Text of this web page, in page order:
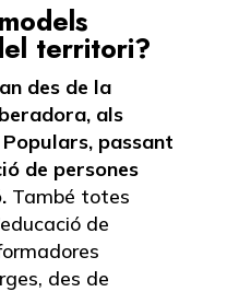
territori?
des de la
als
passant
de persones
També totes
de
des de